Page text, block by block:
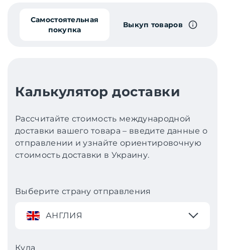
Самостоятельная
покупка
Выкуп товаров
Калькулятор доставки
Рассчитайте стоимость международной
доставки вашего товара – введите данные о
отправлении и узнайте ориентировочную
стоимость доставки в Украину.
Выберите страну отправления
АНГЛИЯ
Куда